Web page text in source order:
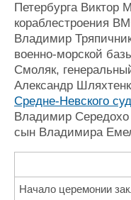
Петербурга Виктор
кораблестроения
Владимир
военно-морской
Смоляк,
Александр
Средне-Невского
Владимир
сын Владимира
Начало церемонии